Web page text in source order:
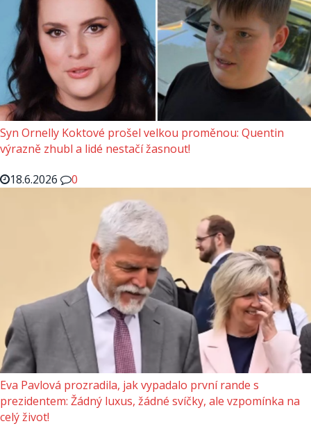
Syn Ornelly Koktové prošel velkou proměnou: Quentin
výrazně zhubl a lidé nestačí žasnout!
18.6.2026
0
Eva Pavlová prozradila, jak vypadalo první rande s
prezidentem: Žádný luxus, žádné svíčky, ale vzpomínka na
celý život!